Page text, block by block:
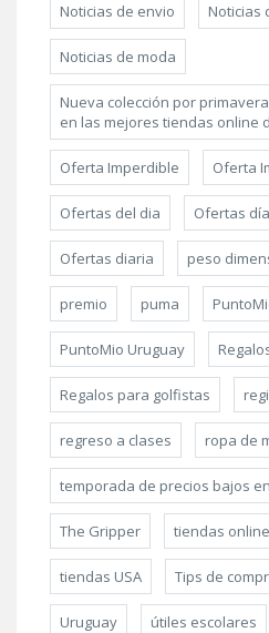
Noticias de envio Noticias
Noticias de moda
Nueva colección por
en las mejores tiendas online
Oferta Imperdible Oferta
Ofertas del dia Ofertas
Ofertas diaria peso
premio puma
PuntoMio Uruguay
Regalos para golfistas
regreso a clases ropa de
temporada de precios bajos
The Gripper tiendas
tiendas USA Tips de
Uruguay útiles escolares